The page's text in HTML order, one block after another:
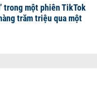
trong một phiên TikTok
trăm triệu qua một